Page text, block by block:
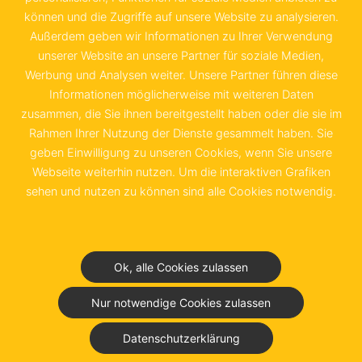
20097 Hamburg
+49 40 655 874 0
info@schwedenkammer.de
Kontakt Impressum
Nutzungsbedingungen
Junior Chamber Club
können und die Zugriffe auf unsere Website zu analysieren.
Außerdem geben wir Informationen zu Ihrer Verwendung
unserer Website an unsere Partner für soziale Medien,
Werbung und Analysen weiter. Unsere Partner führen diese
Informationen möglicherweise mit weiteren Daten
zusammen, die Sie ihnen bereitgestellt haben oder die sie im
Rahmen Ihrer Nutzung der Dienste gesammelt haben. Sie
geben Einwilligung zu unseren Cookies, wenn Sie unsere
Webseite weiterhin nutzen. Um die interaktiven Grafiken
sehen und nutzen zu können sind alle Cookies notwendig.
Ok, alle Cookies zulassen
Nur notwendige Cookies zulassen
Datenschutzerklärung